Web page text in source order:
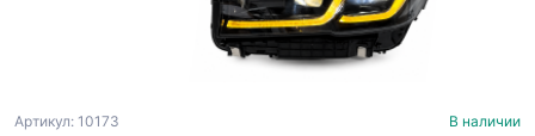
Артикул: 10173 В наличии